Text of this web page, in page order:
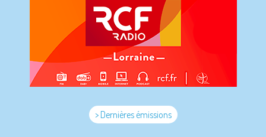
> Dernières émissions